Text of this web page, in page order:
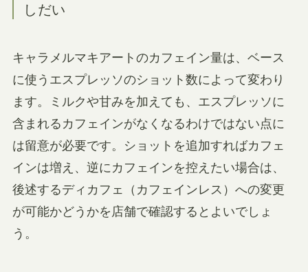
しだい
キャラメルマキアートのカフェイン量は、ベース
に使うエスプレッソのショット数によって変わり
ます。ミルクや甘みを加えても、エスプレッソに
含まれるカフェインがなくなるわけではない点に
は留意が必要です。ショットを追加すればカフェ
インは増え、逆にカフェインを控えたい場合は、
後述するディカフェ（カフェインレス）への変更
が可能かどうかを店舗で確認するとよいでしょ
う。